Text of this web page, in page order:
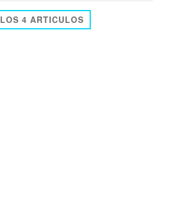
LOS 4 ARTICULOS